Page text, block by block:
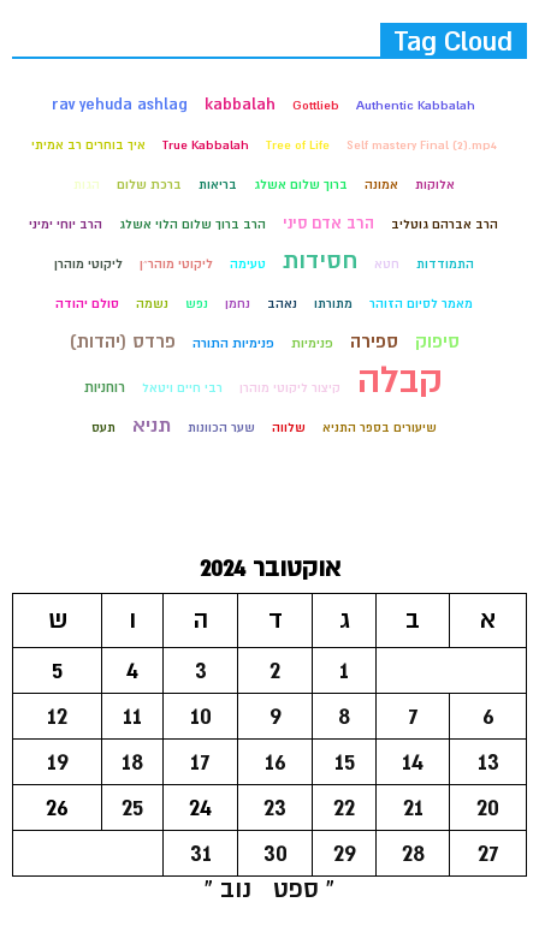
Tag Cloud
Authentic Kabbalah
Gottlieb
kabbalah
rav yehuda ashlag
Self mastery Final (2).mp4
Tree of Life
True Kabbalah איך בוחרים רב אמיתי
אלוקות אמונה ברוך שלום אשלג בריאות ברכת שלום הגות
הרב אברהם גוטליב הרב אדם סיני הרב ברוך שלום הלוי אשלג הרב יוחי ימיני
התמודדות חטא חסידות טעימה ליקוטי מוהר״ן ליקוטי מוהרן
מאמר לסיום הזוהר מתורתו נאהב נחמן נפש נשמה סולם יהודה
סיפוק ספירה פנימיות פנימיות התורה פרדס (יהדות)
קבלה קיצור ליקוטי מוהרן רבי חיים ויטאל רוחניות
שיעורים בספר התניא שלווה שער הכוונות תניא תעס
אוקטובר 2024
א
ב ג ד ה ו
ש
1
2
3
4
5
6
7
8
9
10
11
12
13
14
15
16
17
18
19
20
21
22
23
24
25
26
27
28
29
30
31
« ספט
נוב »